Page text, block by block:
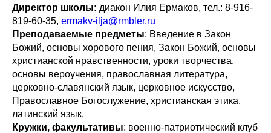
Директор школы: диакон Илия Ермаков, тел.: 8-916-
819-60-35, ermakv-ilja@rmbler.ru
Преподаваемые предметы: Введение в Закон
Божий, основы хорового пения, Закон Божий, основы
христианской нравственности, уроки творчества,
основы вероучения, православная литература,
церковно-славянский язык, церковное искусство,
Православное Богослужение, христианская этика,
латинский язык.
Кружки, факультативы: военно-патриотический клуб